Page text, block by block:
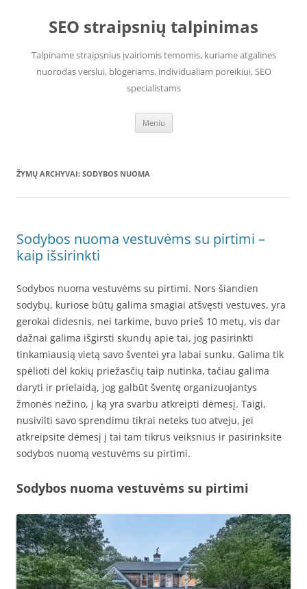
SEO straipsnių talpinimas
Talpiname straipsnius įvairiomis temomis, kuriame atgalines
nuorodas verslui, blogeriams, individualiam poreikiui, SEO
specialistams
Meniu
ŽYMŲ ARCHYVAI: SODYBOS NUOMA
Sodybos nuoma vestuvėms su pirtimi –
kaip išsirinkti
Sodybos nuoma vestuvėms su pirtimi. Nors šiandien
sodybų, kuriose būtų galima smagiai atšvęsti vestuves, yra
gerokai didesnis, nei tarkime, buvo prieš 10 metų, vis dar
dažnai galima išgirsti skundų apie tai, jog pasirinkti
tinkamiausią vietą savo šventei yra labai sunku. Galima tik
spėlioti dėl kokių priežasčių taip nutinka, tačiau galima
daryti ir prielaidą, jog galbūt šventę organizuojantys
žmonės nežino, į ką yra svarbu atkreipti dėmesį. Taigi,
nusivilti savo sprendimu tikrai neteks tuo atveju, jei
atkreipsite dėmesį į tai tam tikrus veiksnius ir pasirinksite
sodybos nuomą vestuvėms su pirtimi.
Sodybos nuoma vestuvėms su pirtimi